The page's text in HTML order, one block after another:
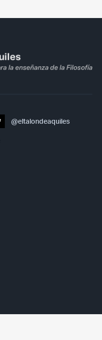
@eltalondeaquiles